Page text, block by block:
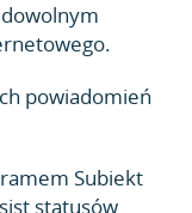
powiadomień
Subiekt
statusów